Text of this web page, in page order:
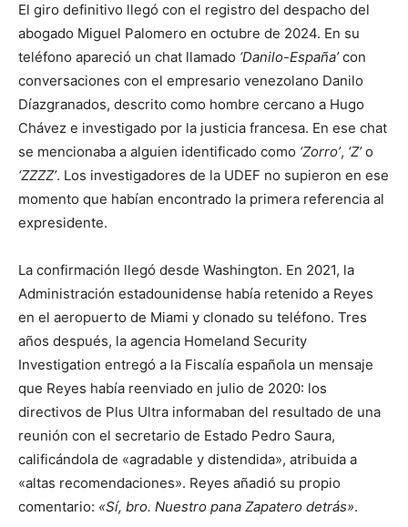
El giro definitivo llegó con el registro del despacho del
abogado Miguel Palomero en octubre de 2024. En su
teléfono apareció un chat llamado ‘Danilo-España’con
conversaciones con el empresario venezolano Danilo
Díazgranados, descrito como hombre cercano a Hugo
Chávez e investigado por la justicia francesa. En ese chat
se mencionaba a alguien identificado como ‘Zorro’, ‘Z’o
‘ZZZZ’. Los investigadores de la UDEF no supieron en ese
momento que habían encontrado la primera referencia al
expresidente.
La confirmación llegó desde Washington. En 2021, la
Administración estadounidense había retenido a Reyes
en el aeropuerto de Miami y clonado su teléfono. Tres
años después, la agencia Homeland Security
Investigation entregó a la Fiscalía española un mensaje
que Reyes había reenviado en julio de 2020: los
directivos de Plus Ultra informaban del resultado de una
reunión con el secretario de Estado Pedro Saura,
calificándola de «agradable y distendida», atribuida a
«altas recomendaciones». Reyes añadió su propio
comentario: «Sí, bro. Nuestro pana Zapatero detrás».